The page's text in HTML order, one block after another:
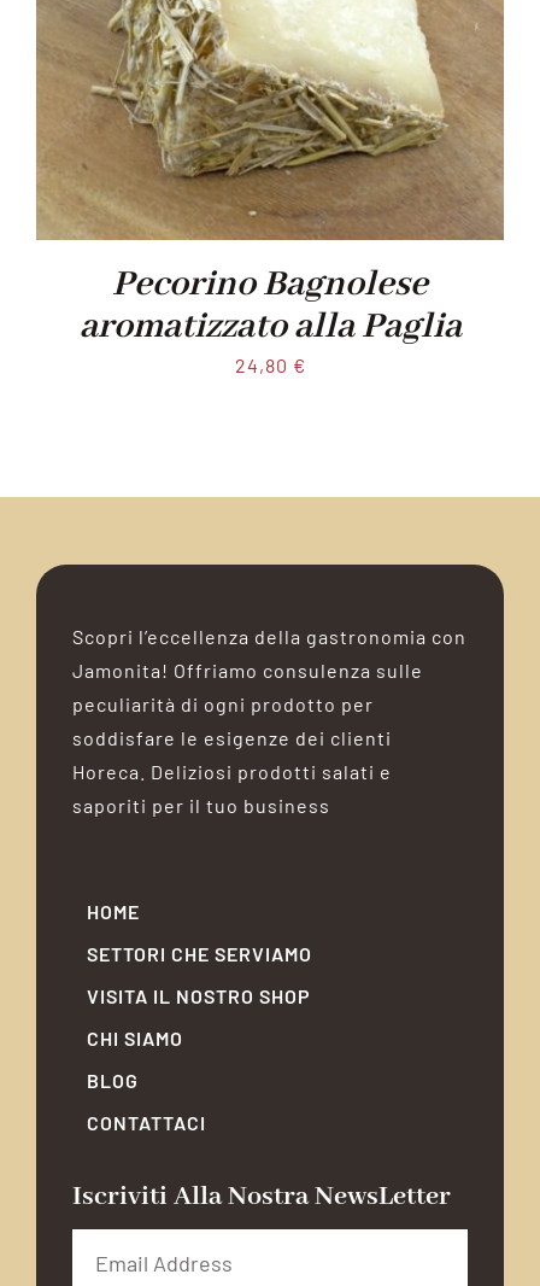
Pecorino Bagnolese
aromatizzato alla Paglia
24,80 €
Scopri l’eccellenza della gastronomia con
Jamonita! Offriamo consulenza sulle
peculiarità di ogni prodotto per
soddisfare le esigenze dei clienti
Horeca. Deliziosi prodotti salati e
saporiti per il tuo business
HOME
SETTORI CHE SERVIAMO
VISITA IL NOSTRO SHOP
CHI SIAMO
BLOG
CONTATTACI
Iscriviti Alla Nostra NewsLetter